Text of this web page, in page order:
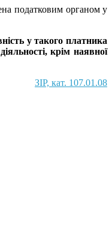
податковим органом у
у такого платника
крім наявної
ЗІР, кат. 107.01.08